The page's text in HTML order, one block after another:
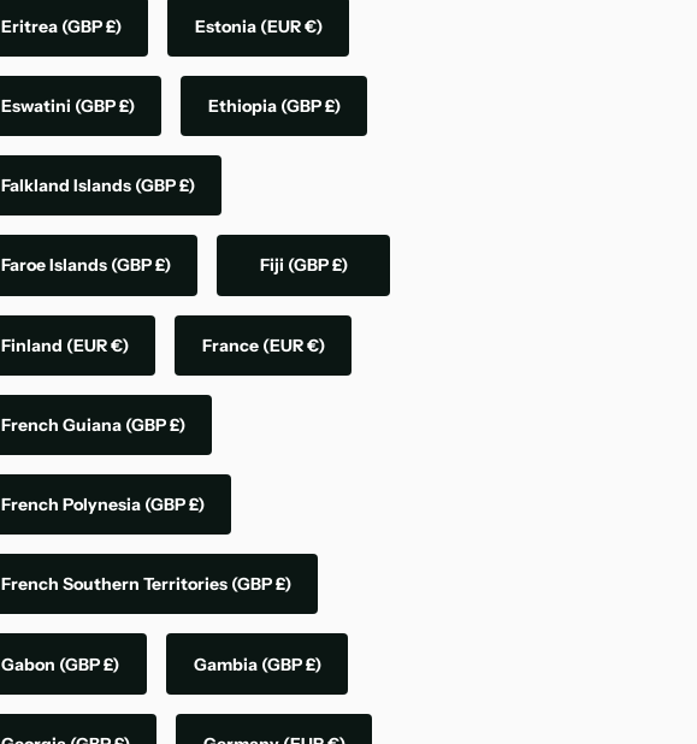
Eritrea (GBP £) Estonia (EUR €)
Eswatini (GBP £) Ethiopia (GBP £)
Falkland Islands (GBP £)
Faroe Islands (GBP £) Fiji (GBP £)
Finland (EUR €) France (EUR €)
French Guiana (GBP £)
French Polynesia (GBP £)
French Southern Territories (GBP £)
Gabon (GBP £) Gambia (GBP £)